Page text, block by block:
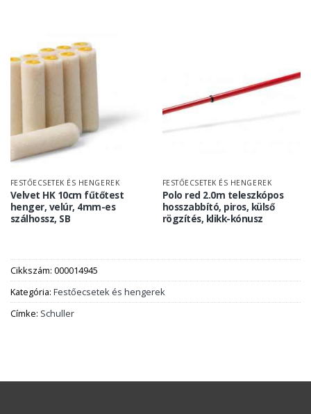
FESTŐECSETEK ÉS HENGEREK
Velvet HK 10cm fűtőtest
henger, velúr, 4mm-es
szálhossz, SB
FESTŐECSETEK ÉS HENGEREK
Polo red 2.0m teleszkópos
hosszabbító, piros, külső
rögzítés, klikk-kónusz
Cikkszám: 000014945
Kategória: Festőecsetek és hengerek
Címke: Schuller